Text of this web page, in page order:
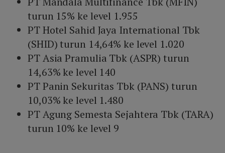
turun 15% ke level 1.955
PT Hotel Sahid Jaya International Tbk
(SHID) turun 14,64% ke level 1.020
PT Asia Pramulia Tbk (ASPR) turun
14,63% ke level 140
PT Panin Sekuritas Tbk (PANS) turun
10,03% ke level 1.480
PT Agung Semesta Sejahtera Tbk (TARA)
turun 10% ke level 9